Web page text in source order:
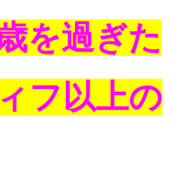
を過ぎた
フ以上の